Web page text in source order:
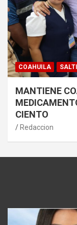
COAHUILA
MANTIENE
CIENTO
Redaccion